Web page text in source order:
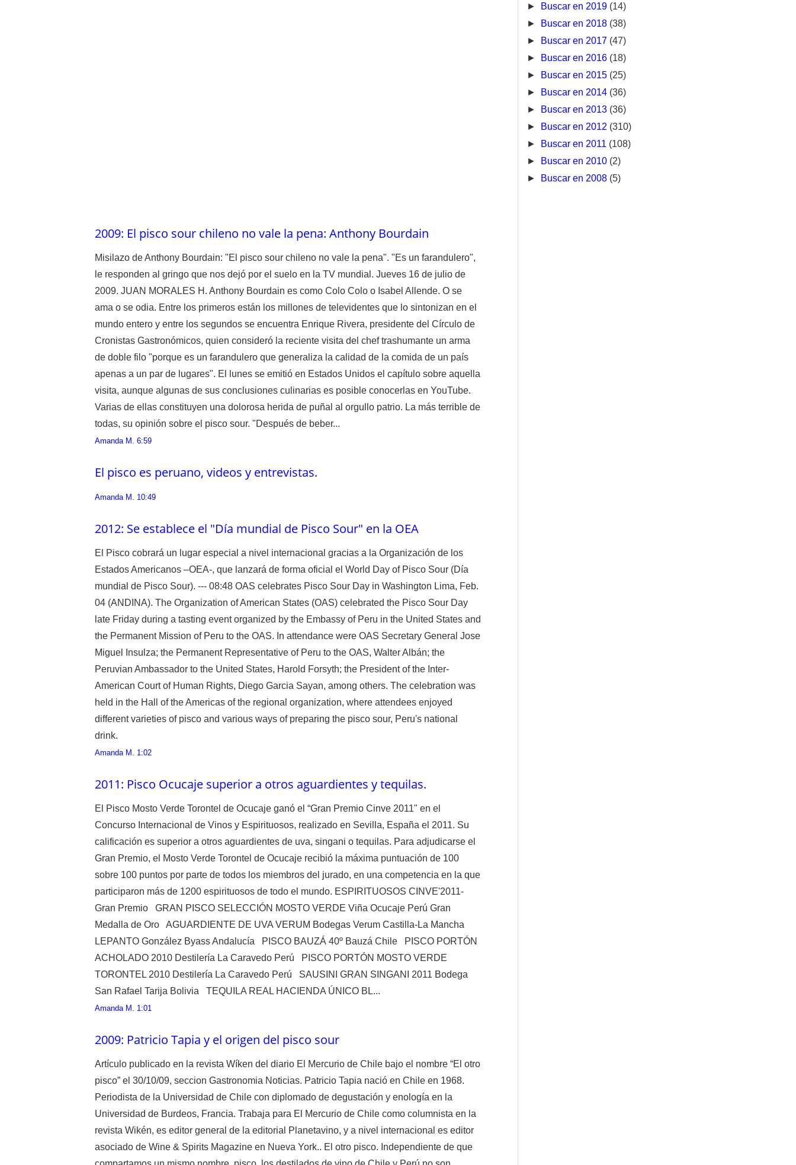
2009: El pisco sour chileno no vale la pena: Anthony Bourdain
Misilazo de Anthony Bourdain: "El pisco sour chileno no vale la pena". "Es un farandulero",
le responden al gringo que nos dejó por el suelo en la TV mundial. Jueves 16 de julio de
2009. JUAN MORALES H. Anthony Bourdain es como Colo Colo o Isabel Allende. O se
ama o se odia. Entre los primeros están los millones de televidentes que lo sintonizan en el
mundo entero y entre los segundos se encuentra Enrique Rivera, presidente del Círculo de
Cronistas Gastronómicos, quien consideró la reciente visita del chef trashumante un arma
de doble filo "porque es un farandulero que generaliza la calidad de la comida de un país
apenas a un par de lugares". El lunes se emitió en Estados Unidos el capítulo sobre aquella
visita, aunque algunas de sus conclusiones culinarias es posible conocerlas en YouTube.
Varias de ellas constituyen una dolorosa herida de puñal al orgullo patrio. La más terrible de
todas, su opinión sobre el pisco sour. "Después de beber...
Amanda M. 6:59
El pisco es peruano, videos y entrevistas.
Amanda M. 10:49
2012: Se establece el "Día mundial de Pisco Sour" en la OEA
El Pisco cobrará un lugar especial a nivel internacional gracias a la Organización de los
Estados Americanos –OEA-, que lanzará de forma oficial el World Day of Pisco Sour (Día
mundial de Pisco Sour). --- 08:48 OAS celebrates Pisco Sour Day in Washington Lima, Feb.
04 (ANDINA). The Organization of American States (OAS) celebrated the Pisco Sour Day
late Friday during a tasting event organized by the Embassy of Peru in the United States and
the Permanent Mission of Peru to the OAS. In attendance were OAS Secretary General Jose
Miguel Insulza; the Permanent Representative of Peru to the OAS, Walter Albán; the
Peruvian Ambassador to the United States, Harold Forsyth; the President of the Inter-
American Court of Human Rights, Diego Garcia Sayan, among others. The celebration was
held in the Hall of the Americas of the regional organization, where attendees enjoyed
different varieties of pisco and various ways of preparing the pisco sour, Peru's national
drink.
Amanda M. 1:02
2011: Pisco Ocucaje superior a otros aguardientes y tequilas.
El Pisco Mosto Verde Torontel de Ocucaje ganó el “Gran Premio Cinve 2011" en el
Concurso Internacional de Vinos y Espirituosos, realizado en Sevilla, España el 2011. Su
calificación es superior a otros aguardientes de uva, singani o tequilas. Para adjudicarse el
Gran Premio, el Mosto Verde Torontel de Ocucaje recibió la máxima puntuación de 100
sobre 100 puntos por parte de todos los miembros del jurado, en una competencia en la que
participaron más de 1200 espirituosos de todo el mundo. ESPIRITUOSOS CINVE'2011-
Gran Premio GRAN PISCO SELECCIÓN MOSTO VERDE Viña Ocucaje Perú Gran
Medalla de Oro AGUARDIENTE DE UVA VERUM Bodegas Verum Castilla-La Mancha
LEPANTO González Byass Andalucía PISCO BAUZÁ 40º Bauzá Chile PISCO PORTÓN
ACHOLADO 2010 Destilería La Caravedo Perú PISCO PORTÓN MOSTO VERDE
TORONTEL 2010 Destilería La Caravedo Perú SAUSINI GRAN SINGANI 2011 Bodega
San Rafael Tarija Bolivia TEQUILA REAL HACIENDA ÚNICO BL...
Amanda M. 1:01
2009: Patricio Tapia y el origen del pisco sour
Artículo publicado en la revista Wíken del diario El Mercurio de Chile bajo el nombre “El otro
pisco” el 30/10/09, seccion Gastronomia Noticias. Patricio Tapia nació en Chile en 1968.
Periodista de la Universidad de Chile con diplomado de degustación y enología en la
Universidad de Burdeos, Francia. Trabaja para El Mercurio de Chile como columnista en la
revista Wikén, es editor general de la editorial Planetavino, y a nivel internacional es editor
asociado de Wine & Spirits Magazine en Nueva York.. El otro pisco. Independiente de que
►
Buscar en 2019 (14)
►
Buscar en 2018 (38)
►
Buscar en 2017 (47)
►
Buscar en 2016 (18)
►
Buscar en 2015 (25)
►
Buscar en 2014 (36)
►
Buscar en 2013 (36)
►
Buscar en 2012 (310)
►
Buscar en 2011 (108)
►
Buscar en 2010 (2)
►
Buscar en 2008 (5)